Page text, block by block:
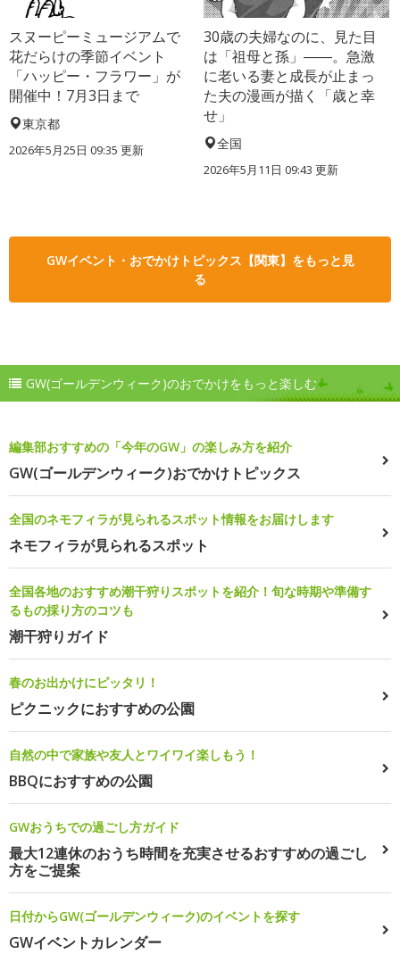
スヌーピーミュージアムで
花だらけの季節イベント
「ハッピー・フラワー」が
開催中！7月3日まで
東京都
2026年5月25日 09:35 更新
30歳の夫婦なのに、見た目
は「祖母と孫」――。急激
に老いる妻と成長が止まっ
た夫の漫画が描く「歳と幸
せ」
全国
2026年5月11日 09:43 更新
GWイベント・おでかけトピックス【関東】をもっと見
る
GW(ゴールデンウィーク)のおでかけをもっと楽しむ
編集部おすすめの「今年のGW」の楽しみ方を紹介
GW(ゴールデンウィーク)おでかけトピックス
全国のネモフィラが見られるスポット情報をお届けします
ネモフィラが見られるスポット
全国各地のおすすめ潮干狩りスポットを紹介！旬な時期や準備す
るもの採り方のコツも
潮干狩りガイド
春のお出かけにピッタリ！
ピクニックにおすすめの公園
自然の中で家族や友人とワイワイ楽しもう！
BBQにおすすめの公園
GWおうちでの過ごし方ガイド
最大12連休のおうち時間を充実させるおすすめの過ごし
方をご提案
日付からGW(ゴールデンウィーク)のイベントを探す
GWイベントカレンダー